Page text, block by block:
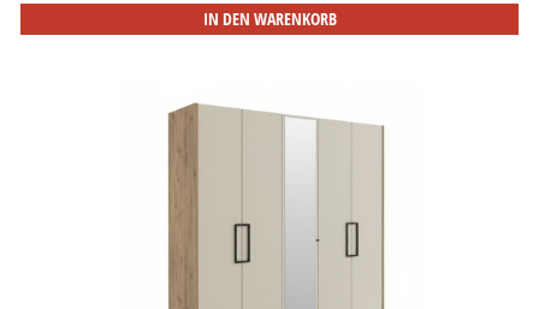
IN DEN WARENKORB